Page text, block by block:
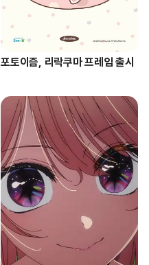
포토이즘, 리락쿠마 프레임 출시